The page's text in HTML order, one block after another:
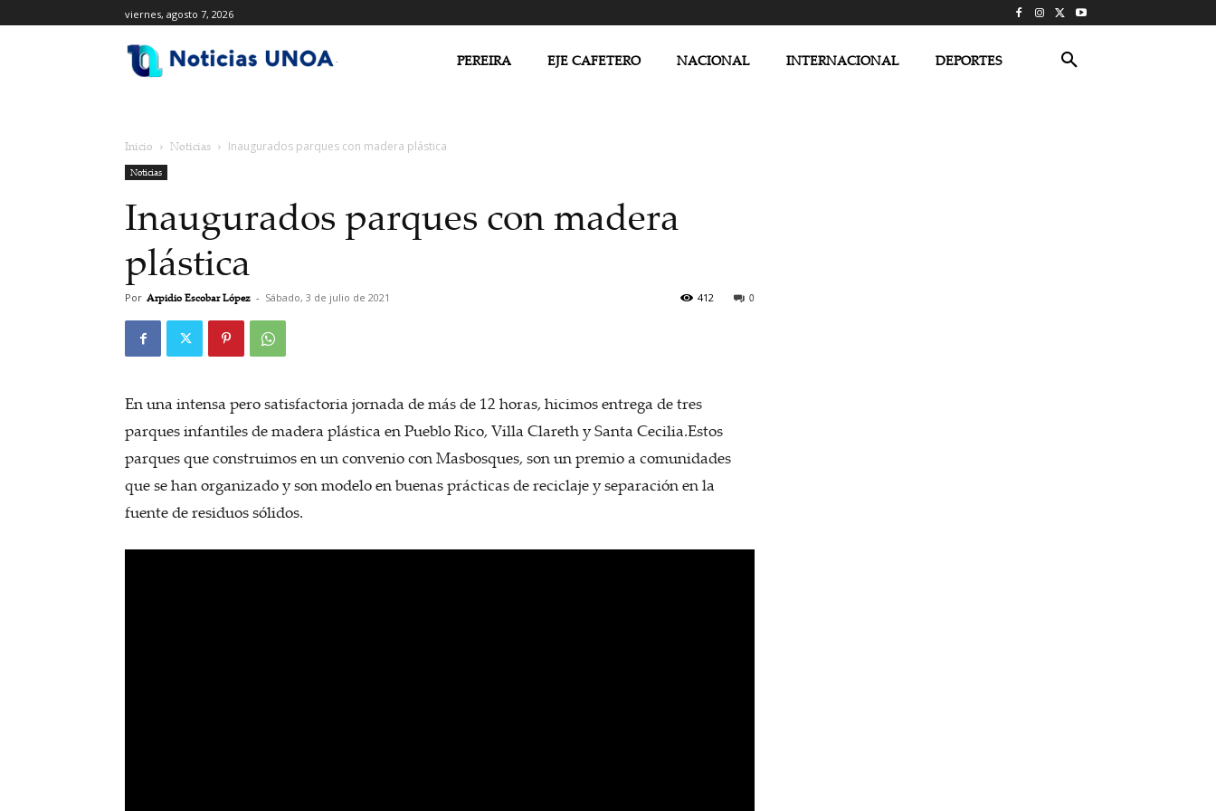
viernes, agosto 7, 2026
PEREIRA EJE CAFETERO NACIONAL INTERNACIONAL DEPORTES
Inicio Noticias Inaugurados parques con madera plástica
Noticias
Inaugurados parques con madera
plástica
Por Arpidio Escobar López - Sábado, 3 de julio de 2021 0
412
En una intensa pero satisfactoria jornada de más de 12 horas, hicimos entrega de tres
parques infantiles de madera plástica en Pueblo Rico, Villa Clareth y Santa Cecilia.Estos
parques que construimos en un convenio con Masbosques, son un premio a comunidades
que se han organizado y son modelo en buenas prácticas de reciclaje y separación en la
fuente de residuos sólidos.